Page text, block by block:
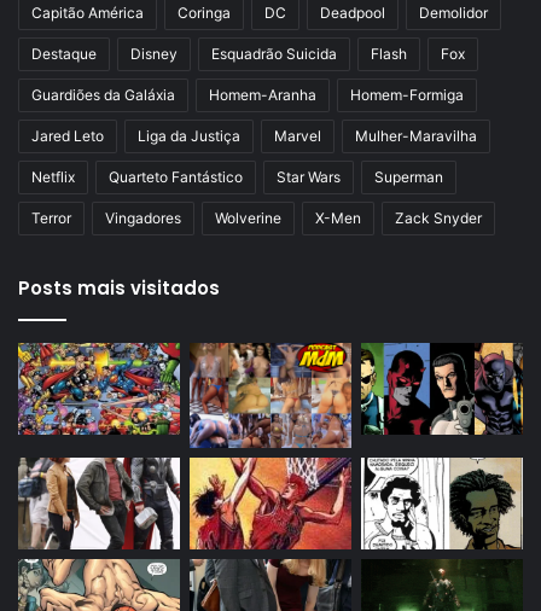
Capitão América Coringa DC Deadpool Demolidor
Destaque Disney Esquadrão Suicida Flash Fox
Guardiões da Galáxia Homem-Aranha Homem-Formiga
Jared Leto Liga da Justiça Marvel Mulher-Maravilha
Netflix Quarteto Fantástico Star Wars Superman
Terror Vingadores Wolverine X-Men Zack Snyder
Posts mais visitados